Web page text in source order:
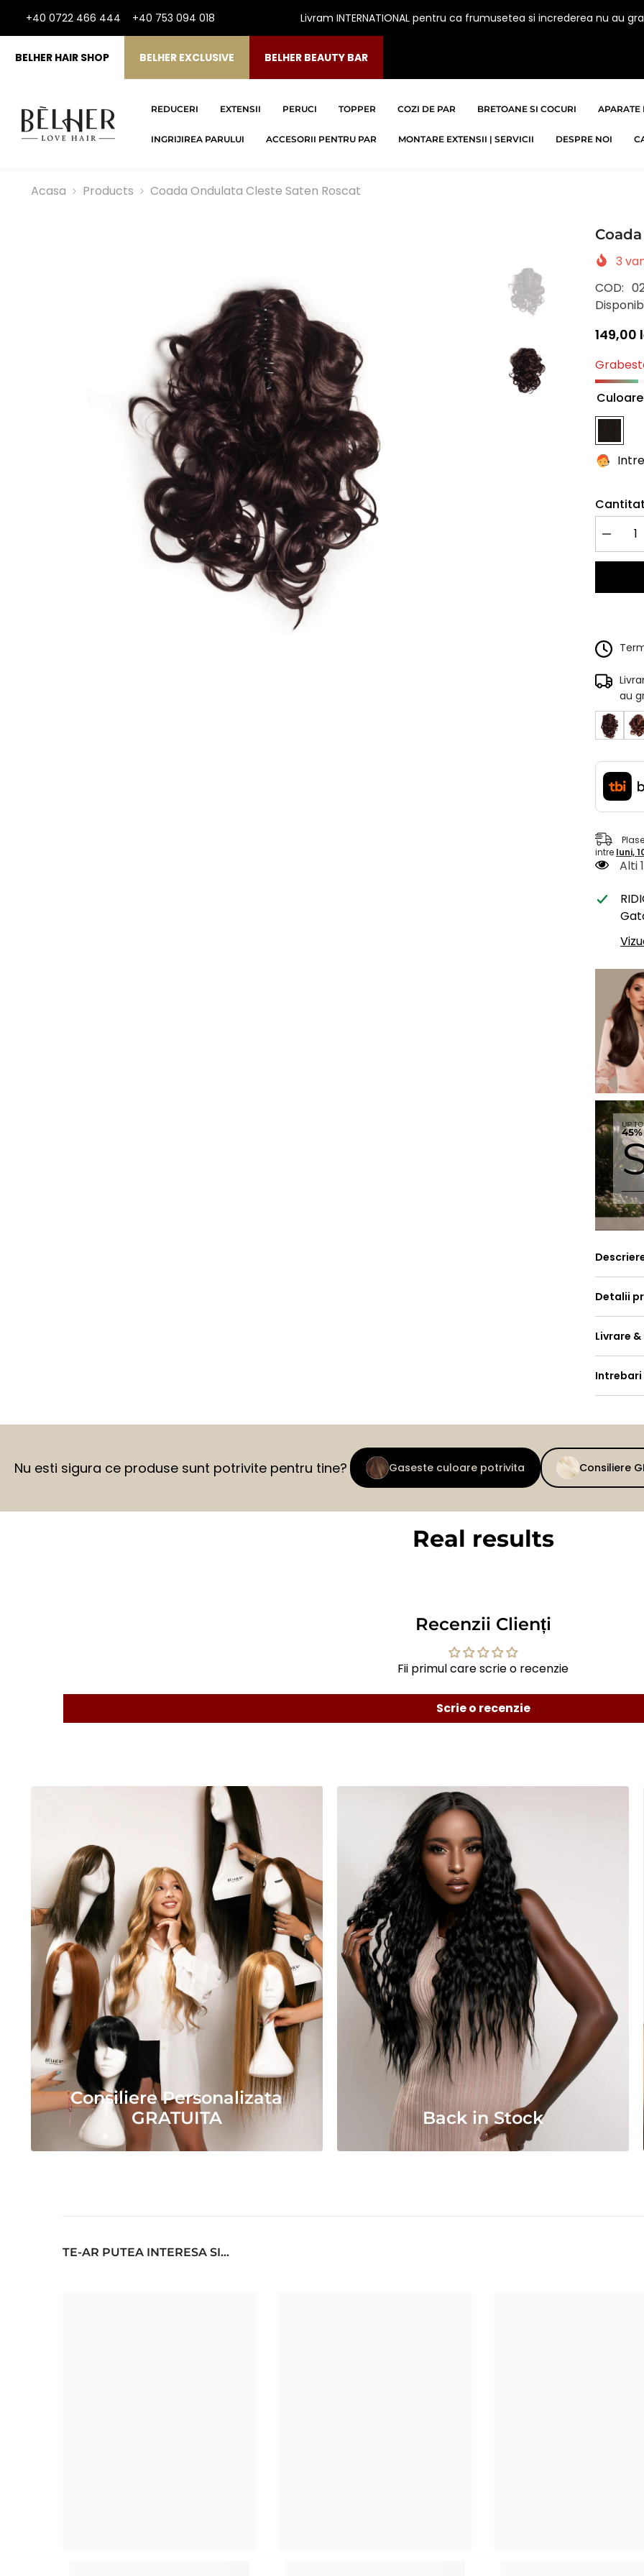
+40 0722 466 444 +40 753 094 018 Livram INTERNATIONAL pentru ca frumusetea si increderea nu au
BELHER HAIR SHOP BELHER EXCLUSIVE BELHER BEAUTY BAR
REDUCERI EXTENSII PERUCI TOPPER COZI DE PAR BRETOANE SI COCURI APARATE
INGRIJIREA PARULUI ACCESORII PENTRU PAR MONTARE EXTENSII | SERVICII DESPRE NOI
Acasa Products Coada Ondulata Cleste Saten Roscat
3
COD:
149,00
pentru
Cleste
au
intre luni,
Alti
Detalii
Livrare
Nu esti sigura ce produse sunt potrivite pentru tine? Gaseste culoare potrivita Consiliere
Real results
Recenzii Clienți
Fii primul care scrie o recenzie
Scrie o recenzie
Consiliere Personalizata
GRATUITA
Back in Stock
TE-AR PUTEA INTERESA SI...